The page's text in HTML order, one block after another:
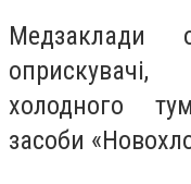
Медзаклади
холодного
засоби